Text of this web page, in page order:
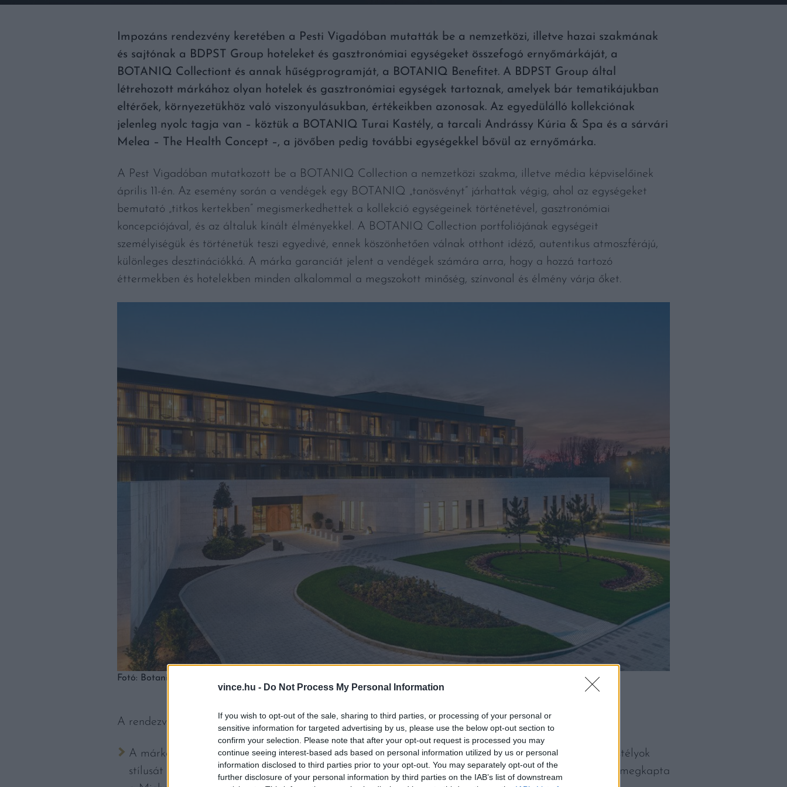
vince.hu - Do Not Process My Personal Information
If you wish to opt-out of the sale, sharing to third parties, or processing of your personal or
sensitive information for targeted advertising by us, please use the below opt-out section to
confirm your selection. Please note that after your opt-out request is processed you may
continue seeing interest-based ads based on personal information utilized by us or personal
information disclosed to third parties prior to your opt-out. You may separately opt-out of the
further disclosure of your personal information by third parties on the IAB’s list of downstream
Impozáns rendezvény keretében a Pesti Vigadóban mutatták be a nemzetközi, illetve hazai szakmának
és sajtónak a BDPST Group hoteleket és gasztronómiai egységeket összefogó ernyőmárkáját, a
BOTANIQ Collectiont és annak hűségprogramját, a BOTANIQ Benefitet. A BDPST Group által
létrehozott márkához olyan hotelek és gasztronómiai egységek tartoznak, amelyek bár tematikájukban
eltérőek, környezetükhöz való viszonyulásukban, értékeikben azonosak. Az egyedülálló kollekciónak
jelenleg nyolc tagja van – köztük a BOTANIQ Turai Kastély, a tarcali Andrássy Kúria & Spa és a sárvári
Melea – The Health Concept –, a jövőben pedig további egységekkel bővül az ernyőmárka.
A Pest Vigadóban mutatkozott be a BOTANIQ Collection a nemzetközi szakma, illetve média képviselőinek
április 11-én. Az esemény során a vendégek egy BOTANIQ „tanösvényt” járhattak végig, ahol az egységeket
bemutató „titkos kertekben” megismerkedhettek a kollekció egységeinek történetével, gasztronómiai
koncepciójával, és az általuk kínált élményekkel. A BOTANIQ Collection portfoliójának egységeit
személyiségük és történetük teszi egyedivé, ennek köszönhetően válnak otthont idéző, autentikus atmoszférájú,
különleges desztinációkká. A márka garanciát jelent a vendégek számára arra, hogy a hozzá tartozó
éttermekben és hotelekben minden alkalommal a megszokott minőség, színvonal és élmény várja őket.
Fotó: Botaniq Collection
A rendezvényen külön-külön képviseltették magukat a BOTANIQ Collection tagjai:
A márka „zászlóshajója”, a BOTANIQ Turai Kastély és annak étterme, a Clarisse. A Loire-menti kastélyok
stílusát idéző hotel a 2020-as nyitása óta számos nemzetközi turisztikai díjat nyert, míg az étterem megkapta